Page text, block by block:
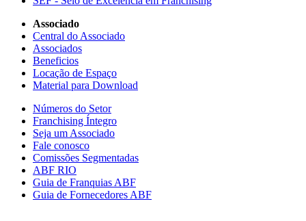
Associado
Central do Associado
Associados
Beneficios
Locação de Espaço
Material para Download
Números do Setor
Franchising Íntegro
Seja um Associado
Fale conosco
Comissões Segmentadas
ABF RIO
Guia de Franquias ABF
Guia de Fornecedores ABF